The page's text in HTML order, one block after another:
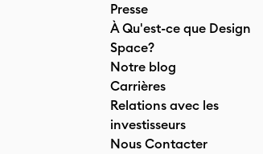
Presse
À Qu'est-ce que Design
Space?
Notre blog
Carrières
Relations avec les
investisseurs
Nous Contacter